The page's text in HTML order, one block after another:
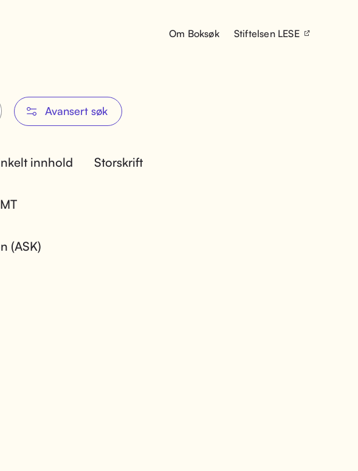
Om Boksøk Stiftelsen LESE
Avansert søk
innhold Storskrift
(ASK)